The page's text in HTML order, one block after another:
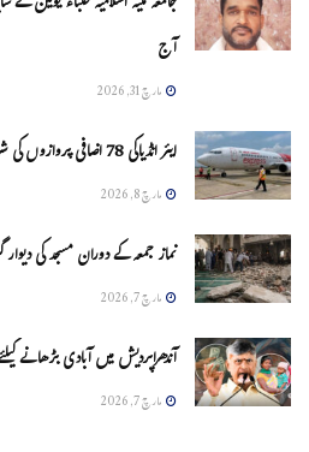
آج
مارچ 31, 2026
ایئر انڈیاکی 78 اضافی پروازوں کی شروعات
مارچ 8, 2026
نماز جمعہ کے دوران مسجد کی دیوار گر
مارچ 7, 2026
آندھراپردیش میں آبادی بڑھانے
مارچ 7, 2026